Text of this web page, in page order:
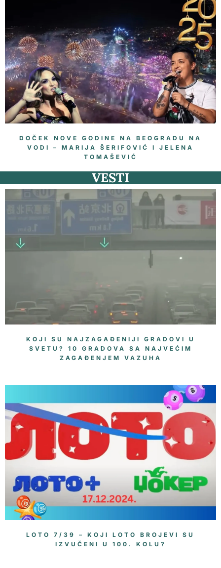
DOČEK NOVE GODINE NA BEOGRADU NA
VODI – MARIJA ŠERIFOVIĆ I JELENA
TOMAŠEVIĆ
VESTI
KOJI SU NAJZAGAĐENIJI GRADOVI U
SVETU? 10 GRADOVA SA NAJVEĆIM
ZAGAĐENJEM VAZUHA
LOTO 7/39 – KOJI LOTO BROJEVI SU
IZVUČENI U 100. KOLU?